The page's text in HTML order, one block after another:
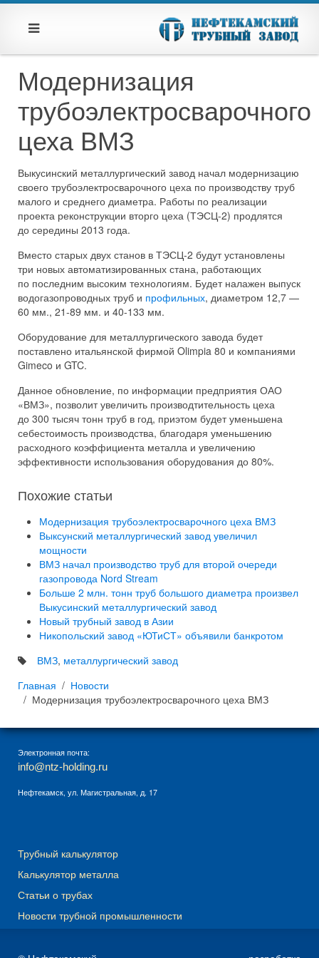
Модернизация
трубоэлектросварочного
цеха ВМЗ
Выкусинский металлургический завод начал модернизацию
своего трубоэлектросварочного цеха по производству труб
малого и среднего диаметра. Работы по реализации
проекта реконструкции вторго цеха (ТЭСЦ-2) продлятся
до середины 2013 года.
Вместо старых двух станов в ТЭСЦ-2 будут установлены
три новых автоматизированных стана, работающих
по последним высоким технологиям. Будет налажен выпуск
водогазопроводных труб и профильных, диаметром 12,7 —
60 мм., 21-89 мм. и 40-133 мм.
Оборудование для металлургического завода будет
поставлено итальянской фирмой Olimpia 80 и компаниями
Gimeco и GTC.
Данное обновление, по информации предприятия ОАО
«ВМЗ», позволит увеличить производтительность цеха
до 300 тысяч тонн труб в год, приэтом будет уменьшена
себестоимость производства, благодаря уменьшению
расходного коэффициента металла и увеличению
эффективности использования оборудования до 80%.
Похожие статьи
Модернизация трубоэлектросварочного цеха ВМЗ
Выксунский металлургический завод увеличил
мощности
ВМЗ начал производство труб для второй очереди
газопровода Nord Stream
Больше 2 млн. тонн труб большого диаметра произвел
Выкусинский металлургический завод
Новый трубный завод в Азии
Никопольский завод «ЮТиСТ» объявили банкротом
ВМЗ, металлургический завод
Главная
Новости
Модернизация трубоэлектросварочного цеха ВМЗ
Электронная почта:
info@ntz-holding.ru
Нефтекамск, ул. Магистральная, д. 17
Трубный калькулятор
Калькулятор металла
Статьи о трубах
Новости трубной промышленности